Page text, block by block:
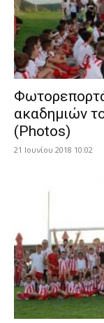
ακαδημιών
(Photos)
21 Ιουνίου 2018 10:02